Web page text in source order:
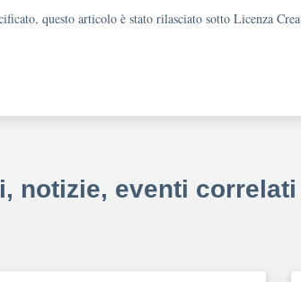
questo articolo è stato rilasciato sotto Licenza
notizie, eventi correlati